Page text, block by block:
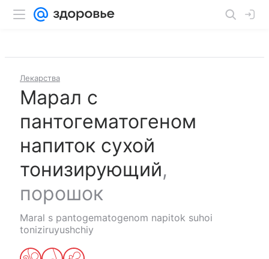
Лекарства
Марал с
пантогематогеном
напиток сухой
тонизирующий,
порошок
Maral s pantogematogenom napitok suhoi
toniziruyushchiy